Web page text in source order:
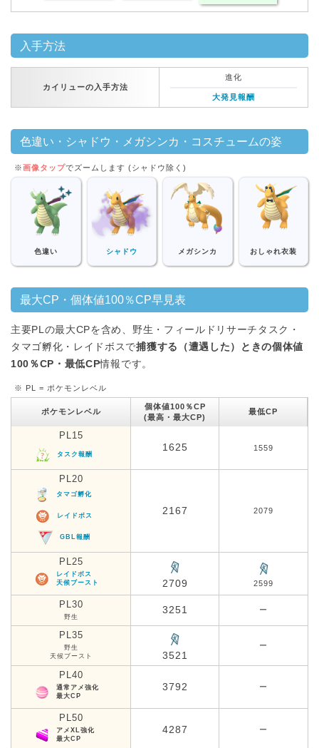
入手方法
カイリューの入手方法
進化
大発見報酬
色違い・シャドウ・メガシンカ・コスチュームの姿
※画像タップでズームします (シャドウ除く)
色違い シャドウ メガシンカ おしゃれ衣装
最大CP・個体値100％CP早見表
主要PLの最大CPを含め、野生・フィールドリサーチタスク・
タマゴ孵化・レイドボスで捕獲する（遭遇した）ときの個体値
100％CP・最低CP情報です。
※ PL = ポケモンレベル
ポケモンレベル
個体値100％CP
(最高・最大CP)
最低CP
PL15
タスク報酬
1625 1559
PL20
タマゴ孵化
レイドボス
GBL報酬
2167 2079
PL25
レイドボス
天候ブースト
2709 2599
PL30
野生
3251 ー
PL35
野生
天候ブースト
3521
ー
PL40
通常アメ強化
最大CP
3792 ー
PL50
アメXL強化
最大CP
4287 ー